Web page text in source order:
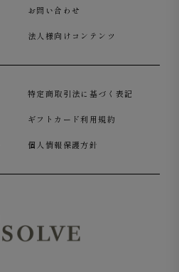
お問い合わせ
法人様向けコンテンツ
特定商取引法に基づく表記
ギフトカード利用規約
個人情報保護方針